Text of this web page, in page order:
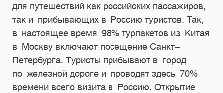
для путешествий как российских пассажиров,
так и прибывающих в Россию туристов. Так,
в настоящее время 98% турпакетов из Китая
в Москву включают посещение Санкт-
Петербурга. Туристы прибывают в город
по железной дороге и проводят здесь 70%
времени всего визита в Россию. Открытие